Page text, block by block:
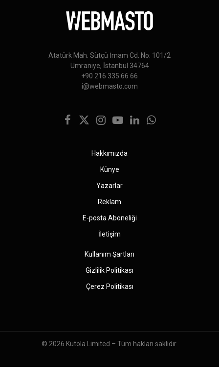
Atatürk Mah. Sütçü İmam Cd. No: 101/2
Ümraniye, İstanbul 34764
+90 216 335 66 66
i@webmasto.com
Facebook
X
Instagram
YouTubeLinkedInWhatsApp
Hakkımızda
Künye
Yazarlar
Reklam
E-posta Aboneliği
İletişim
Kullanım Şartları
Gizlilik Politikası
Çerez Politikası
© 2026 Kutola Limited – Tüm hakları saklıdır.